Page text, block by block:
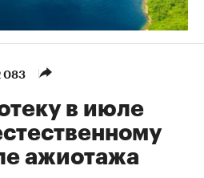
083
в июле
ажиотажа